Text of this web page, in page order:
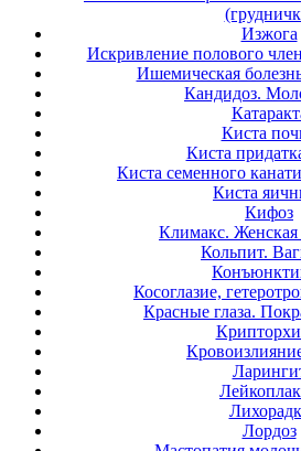
Изжога
Искривление полового
Ишемическая
Кандидоз.
Киста
Киста
Киста семенного
Киста
Кифоз
Климакс. Женская
Кольпит.
Косоглазие,
Красные глаза.
Лордоз